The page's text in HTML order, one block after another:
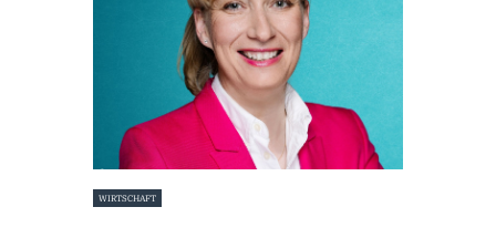
WIRTSCHAFT